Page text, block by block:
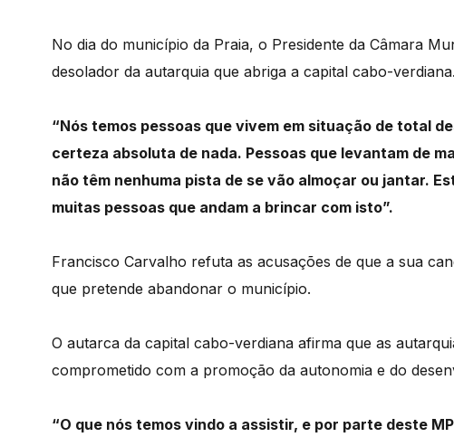
No dia do município da Praia, o Presidente da Câmara
desolador da autarquia que abriga a capital cabo-verdiana.
“Nós temos pessoas que vivem em situação de total
certeza absoluta de nada. Pessoas que levantam de
não têm nenhuma pista de se vão almoçar ou jantar.
muitas pessoas que andam a brincar com isto”.
Francisco Carvalho refuta as acusações de que a sua
que pretende abandonar o município.
O autarca da capital cabo-verdiana afirma que as
comprometido com a promoção da autonomia e do
“O que nós temos vindo a assistir, e por parte deste